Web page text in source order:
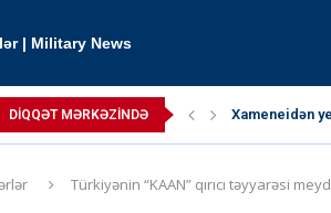
| Military News
DIQQƏT MƏRKƏZINDƏ TRIPP layihəsi
Paşinyan
Paşinyan:
Pəhləvi
Ərdoğan
Kallas:
Kremldə
Müctəba
Türkiyənin “KAAN” qırıcı təyyarəsi